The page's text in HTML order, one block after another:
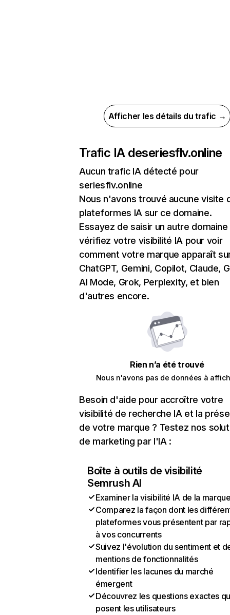
Afficher les détails du trafic →
Trafic IA deseriesflv.online
Aucun trafic IA détecté pour
seriesflv.online
Nous n'avons trouvé aucune visite
plateformes IA sur ce domaine.
Essayez de saisir un autre domaine
vérifiez votre visibilité IA pour voir
comment votre marque apparaît
ChatGPT, Gemini, Copilot, Claude,
AI Mode, Grok, Perplexity, et bien
d'autres encore.
Rien n’a été trouvé
Nous n'avons pas de données à
Besoin d'aide pour accroître votre
visibilité de recherche IA et la
de votre marque ? Testez nos
de marketing par l'IA :
Boîte à outils de visibilité
Semrush AI
Examiner la visibilité IA de la
Comparez la façon dont les
plateformes vous présentent par
à vos concurrents
Suivez l'évolution du sentiment et
mentions de fonctionnalités
Identifier les lacunes du marché
émergent
Découvrez les questions exactes
posent les utilisateurs